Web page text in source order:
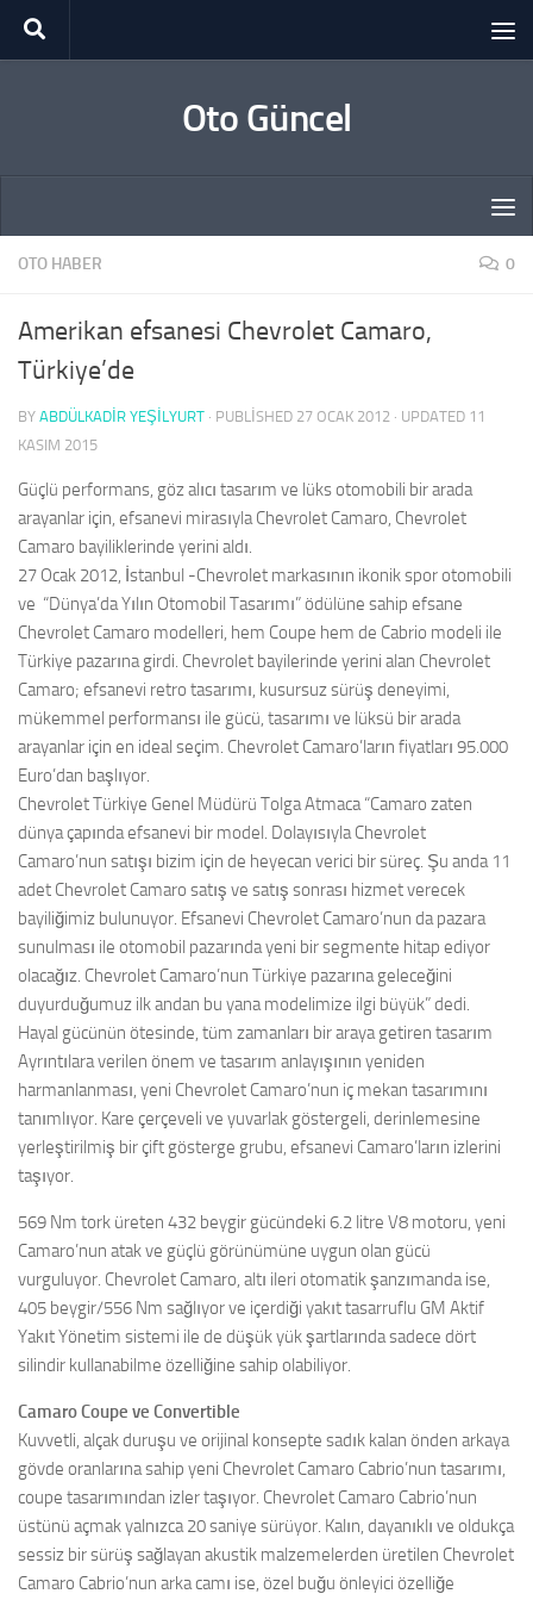
Skip to content
Oto Güncel
OTO HABER 0
Amerikan efsanesi Chevrolet Camaro,
Türkiye’de
BY ABDÜLKADIR YEŞİLYURT · PUBLISHED 27 OCAK 2012 · UPDATED 11
KASIM 2015
Güçlü performans, göz alıcı tasarım ve lüks otomobili bir arada
arayanlar için, efsanevi mirasıyla Chevrolet Camaro, Chevrolet
Camaro bayiliklerinde yerini aldı.
27 Ocak 2012, İstanbul -Chevrolet markasının ikonik spor otomobili
ve “Dünya’da Yılın Otomobil Tasarımı” ödülüne sahip efsane
Chevrolet Camaro modelleri, hem Coupe hem de Cabrio modeli ile
Türkiye pazarına girdi. Chevrolet bayilerinde yerini alan Chevrolet
Camaro; efsanevi retro tasarımı, kusursuz sürüş deneyimi,
mükemmel performansı ile gücü, tasarımı ve lüksü bir arada
arayanlar için en ideal seçim. Chevrolet Camaro’ların fiyatları 95.000
Euro’dan başlıyor.
Chevrolet Türkiye Genel Müdürü Tolga Atmaca “Camaro zaten
dünya çapında efsanevi bir model. Dolayısıyla Chevrolet
Camaro’nun satışı bizim için de heyecan verici bir süreç. Şu anda 11
adet Chevrolet Camaro satış ve satış sonrası hizmet verecek
bayiliğimiz bulunuyor. Efsanevi Chevrolet Camaro’nun da pazara
sunulması ile otomobil pazarında yeni bir segmente hitap ediyor
olacağız. Chevrolet Camaro’nun Türkiye pazarına geleceğini
duyurduğumuz ilk andan bu yana modelimize ilgi büyük” dedi.
Hayal gücünün ötesinde, tüm zamanları bir araya getiren tasarım
Ayrıntılara verilen önem ve tasarım anlayışının yeniden
harmanlanması, yeni Chevrolet Camaro’nun iç mekan tasarımını
tanımlıyor. Kare çerçeveli ve yuvarlak göstergeli, derinlemesine
yerleştirilmiş bir çift gösterge grubu, efsanevi Camaro’ların izlerini
taşıyor.
569 Nm tork üreten 432 beygir gücündeki 6.2 litre V8 motoru, yeni
Camaro’nun atak ve güçlü görünümüne uygun olan gücü
vurguluyor. Chevrolet Camaro, altı ileri otomatik şanzımanda ise,
405 beygir/556 Nm sağlıyor ve içerdiği yakıt tasarruflu GM Aktif
Yakıt Yönetim sistemi ile de düşük yük şartlarında sadece dört
silindir kullanabilme özelliğine sahip olabiliyor.
Camaro Coupe ve Convertible
Kuvvetli, alçak duruşu ve orijinal konsepte sadık kalan önden arkaya
gövde oranlarına sahip yeni Chevrolet Camaro Cabrio’nun tasarımı,
coupe tasarımından izler taşıyor. Chevrolet Camaro Cabrio’nun
üstünü açmak yalnızca 20 saniye sürüyor. Kalın, dayanıklı ve oldukça
sessiz bir sürüş sağlayan akustik malzemelerden üretilen Chevrolet
Camaro Cabrio’nun arka camı ise, özel buğu önleyici özelliğe